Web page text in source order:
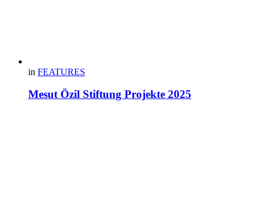
in FEATURES
Mesut Özil Stiftung Projekte 2025